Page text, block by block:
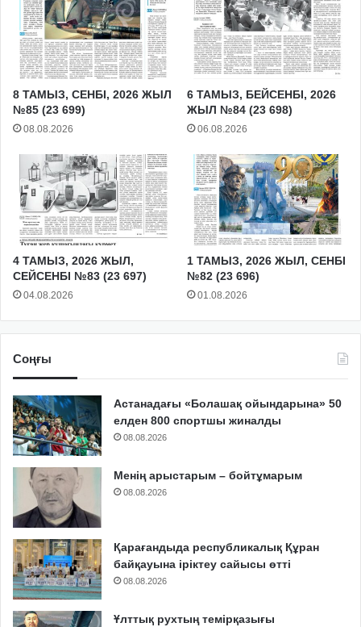
8 ТАМЫЗ, СЕНБІ, 2026 ЖЫЛ
№85 (23 699)
08.08.2026
6 ТАМЫЗ, БЕЙСЕНБІ, 2026
ЖЫЛ №84 (23 698)
06.08.2026
4 ТАМЫЗ, 2026 ЖЫЛ,
СЕЙСЕНБІ №83 (23 697)
04.08.2026
1 ТАМЫЗ, 2026 ЖЫЛ, СЕНБІ
№82 (23 696)
01.08.2026
Соңғы
Астанадағы «Болашақ ойындарына» 50
елден 800 спортшы жиналды
08.08.2026
Менің арыстарым – бойтұмарым
08.08.2026
Қарағандыда республикалық Құран
байқауына іріктеу сайысы өтті
08.08.2026
Ұлттық рухтың темірқазығы